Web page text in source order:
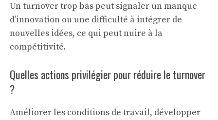
Un turnover trop bas peut signaler un manque
d’innovation ou une difficulté à intégrer de
nouvelles idées, ce qui peut nuire à la
compétitivité.
Quelles actions privilégier pour réduire le turnover
?
Améliorer les conditions de travail, développer